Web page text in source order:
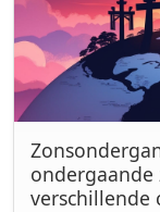
verschillende